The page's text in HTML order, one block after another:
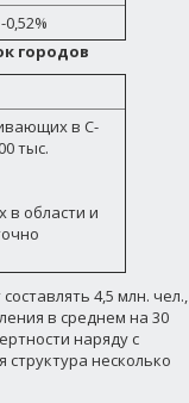
-0,52%
городов
в С-
тыс.
области и
4,5 млн. чел.,
в среднем на 30
наряду с
несколько